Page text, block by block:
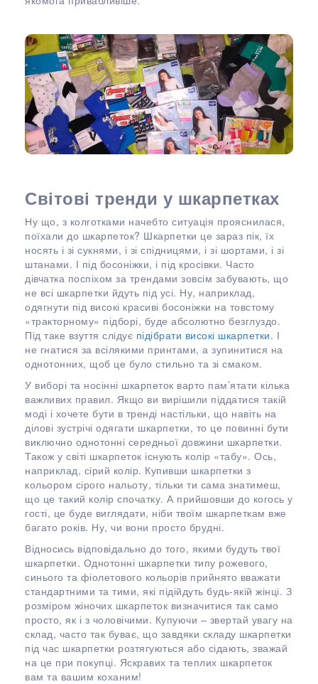
Світові тренди у шкарпетках
Ну що, з колготками начебто ситуація прояснилася,
поїхали до шкарпеток? Шкарпетки це зараз пік, їх
носять і зі сукнями, і зі спідницями, і зі шортами, і зі
штанами. І під босоніжки, і під кросівки. Часто
дівчатка поспіхом за трендами зовсім забувають, що
не всі шкарпетки йдуть під усі. Ну, наприклад,
одягнути під високі красиві босоніжки на товстому
«тракторному» підборі, буде абсолютно безглуздо.
Під таке взуття слідує підібрати високі шкарпетки. І
не гнатися за всілякими принтами, а зупинитися на
однотонних, щоб це було стильно та зі смаком.
У виборі та носінні шкарпеток варто пам’ятати кілька
важливих правил. Якщо ви вирішили піддатися такій
моді і хочете бути в тренді настільки, що навіть на
ділові зустрічі одягати шкарпетки, то це повинні бути
виключно однотонні середньої довжини шкарпетки.
Також у світі шкарпеток існують колір «табу». Ось,
наприклад, сірий колір. Купивши шкарпетки з
кольором сірого нальоту, тільки ти сама знатимеш,
що це такий колір спочатку. А прийшовши до когось у
гості, це буде виглядати, ніби твоїм шкарпеткам вже
багато років. Ну, чи вони просто брудні.
Відносись відповідально до того, якими будуть твої
шкарпетки. Однотонні шкарпетки типу рожевого,
синього та фіолетового кольорів прийнято вважати
стандартними та тими, які підійдуть будь-якій жінці. З
розміром жіночих шкарпеток визначитися так само
просто, як і з чоловічими. Купуючи – звертай увагу на
склад, часто так буває, що завдяки складу шкарпетки
під час шкарпетки розтягуються або сідають, зважай
на це при покупці. Яскравих та теплих шкарпеток
вам та вашим коханим!